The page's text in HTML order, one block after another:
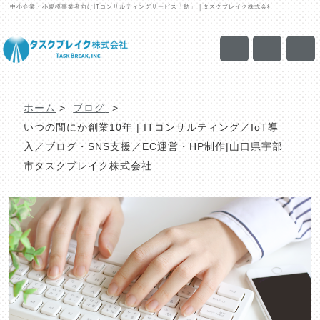
中小企業・小規模事業者向けITコンサルティングサービス「助」 │タスクブレイク株式会社
ホーム > ブログ >
いつの間にか創業10年 | ITコンサルティング／IoT導
入／ブログ・SNS支援／EC運営・HP制作|山口県宇部
市タスクブレイク株式会社